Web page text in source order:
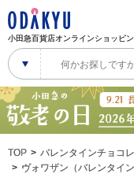
小田急百貨店オンラインショッピ
TOP
バレンタインチョコ
ヴォワザン（バレンタイン